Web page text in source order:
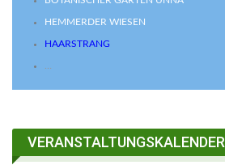
HEMMERDER WIESEN
HAARSTRANG
VERANSTALTUNGSKALENDER